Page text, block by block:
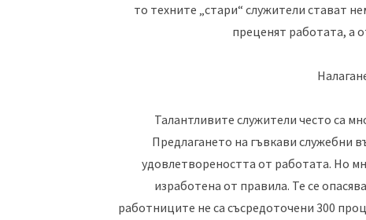
то техните „стари“ служители стават
преценят работата, а
Талантливите служители често са
Предлагането на гъвкави служебни
удовлетвореността от работата. Но
изработена от правила. Те се
работниците не са съсредоточени 300